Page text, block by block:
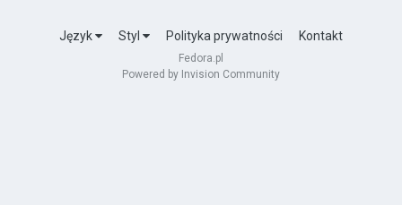
Język Styl Polityka prywatności Kontakt
Fedora.pl
Powered by Invision Community